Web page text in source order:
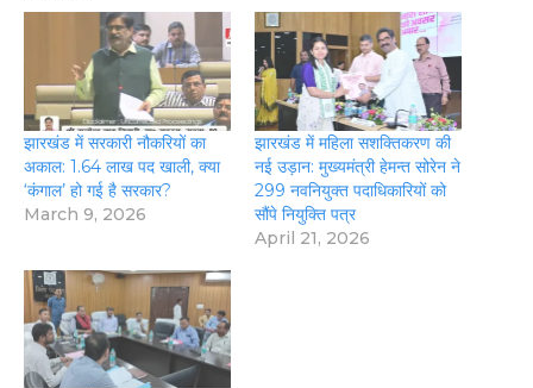
झारखंड में सरकारी नौकरियों का
अकाल: 1.64 लाख पद खाली, क्या
‘कंगाल’ हो गई है सरकार?
March 9, 2026
झारखंड में महिला सशक्तिकरण की
नई उड़ान: मुख्यमंत्री हेमन्त सोरेन ने
299 नवनियुक्त पदाधिकारियों को
सौंपे नियुक्ति पत्र
April 21, 2026